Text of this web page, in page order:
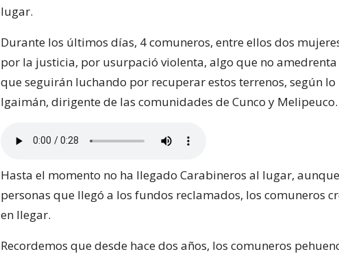
lugar.
Durante los últimos días, 4 comuneros, entre ellos dos
por la justicia, por usurpació violenta, algo que no
que seguirán luchando por recuperar estos terrenos, según
Igaimán, dirigente de las comunidades de Cunco y Melipeuco.
Hasta el momento no ha llegado Carabineros al lugar,
personas que llegó a los fundos reclamados, los comuneros
en llegar.
Recordemos que desde hace dos años, los comuneros